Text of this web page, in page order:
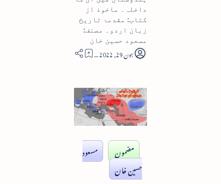
داخلہ۔ ماخوذ از
کتاب: مقدمۂ تاریخ
زبان اردو۔ مصنف:
مسعود حسین خان
14
مضمون
مسعود
حسین خان